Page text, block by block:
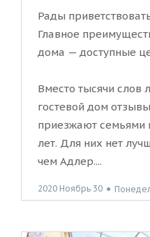
Рады
Главное
дома — доступные
Вместо тысячи слов
гостевой дом
приезжают семьями
лет. Для них нет
чем Адлер....
2020 Ноябрь 30 ●